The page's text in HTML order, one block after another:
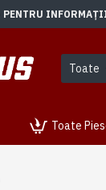
PENTRU
Toate
Toate